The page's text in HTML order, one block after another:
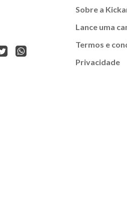
Sobre a
Lance uma
Termos e
Privacidade